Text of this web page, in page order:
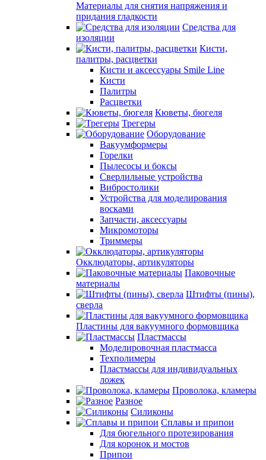
Материалы для снятия напряжения и
придания гладкости
Средства для
изоляции
Кисти,
палитры, расцветки
Кисти и аксессуары Smile Line
Кисти
Палитры
Расцветки
Кюветы, бюгеля
Трегеры
Оборудование
Вакуумформеры
Горелки
Пылесосы и боксы
Сверлильные устройства
Вибростолики
Устройства для моделирования
восками
Запчасти, аксессуары
Микромоторы
Триммеры
Окклюдаторы, артикуляторы
Паковочные
материалы
Штифты (пины),
сверла
Пластины для вакуумного формовщика
Пластмассы
Моделировочная пластмасса
Техполимеры
Пластмассы для индивидуальных
ложек
Проволока, кламеры
Разное
Силиконы
Сплавы и припои
Для бюгельного протезирования
Для коронок и мостов
Припои